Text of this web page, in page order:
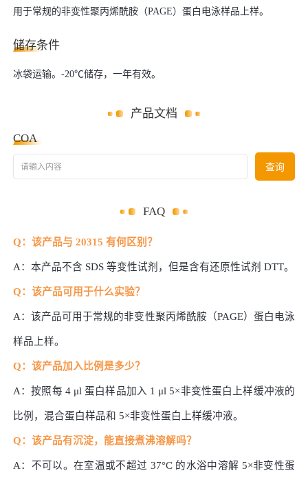
用于常规的非变性聚丙烯酰胺（PAGE）蛋白电泳样品上样。
储存条件
冰袋运输。-20℃储存，一年有效。
产品文档
COA
请输入内容 查询
FAQ
Q： 该产品与 20315 有何区别？
A：本产品不含 SDS 等变性试剂，但是含有还原性试剂 DTT。
Q：该产品可用于什么实验？
A：该产品可用于常规的非变性聚丙烯酰胺（PAGE）蛋白电泳
样品上样。
Q：该产品加入比例是多少？
A：按照每 4 μl 蛋白样品加入 1 μl 5×非变性蛋白上样缓冲液的
比例，混合蛋白样品和 5×非变性蛋白上样缓冲液。
Q：该产品有沉淀，能直接煮沸溶解吗？
A：不可以。在室温或不超过 37°C 的水浴中溶解 5×非变性蛋